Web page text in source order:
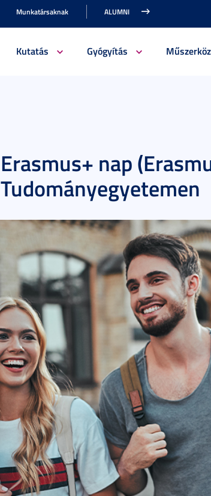
Munkatársaknak ALUMNI
Kutatás Gyógyítás
Erasmus+ nap
Tudományegyetemen